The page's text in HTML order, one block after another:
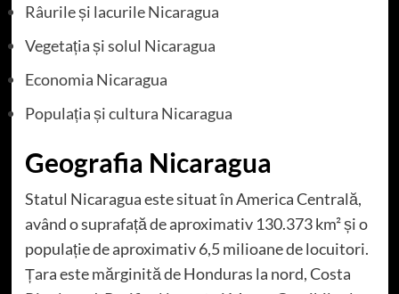
Râurile și lacurile Nicaragua
Vegetația și solul Nicaragua
Economia Nicaragua
Populația și cultura Nicaragua
Geografia Nicaragua
Statul Nicaragua este situat în America Centrală,
având o suprafață de aproximativ 130.373 km² și o
populație de aproximativ 6,5 milioane de locuitori.
Țara este mărginită de Honduras la nord, Costa